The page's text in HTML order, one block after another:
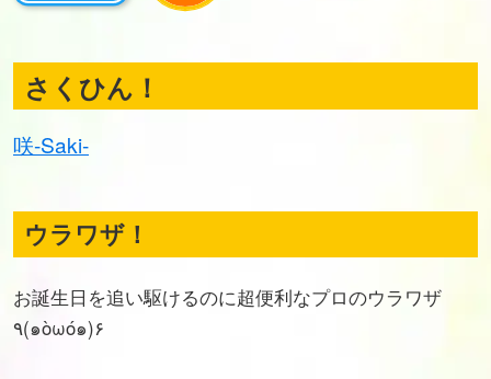
さくひん！
咲-Saki-
ウラワザ！
お誕生日を追い駆けるのに超便利なプロのウラワザ
٩(๑òωó๑)۶